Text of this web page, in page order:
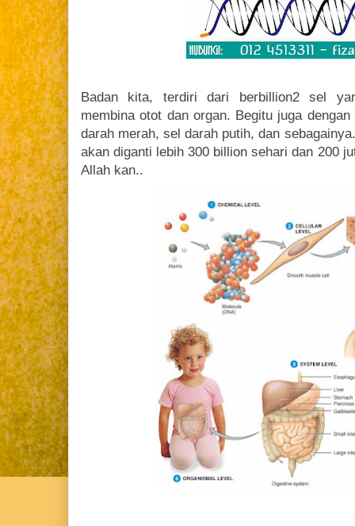
Badan kita, terdiri dari berbillion2 sel
membina otot dan organ. Begitu juga
darah merah, sel darah putih, dan
akan diganti lebih 300 billion sehari dan 200
Allah kan..